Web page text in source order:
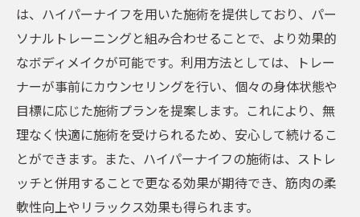
は、ハイパーナイフを用いた施術を提供しており、パー
ソナルトレーニングと組み合わせることで、より効果的
なボディメイクが可能です。利用方法としては、トレー
ナーが事前にカウンセリングを行い、個々の身体状態や
目標に応じた施術プランを提案します。これにより、無
理なく快適に施術を受けられるため、安心して続けるこ
とができます。また、ハイパーナイフの施術は、ストレ
ッチと併用することで更なる効果が期待でき、筋肉の柔
軟性向上やリラックス効果も得られます。